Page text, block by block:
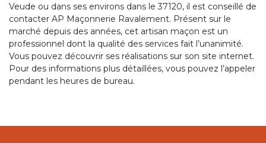
Veude ou dans ses environs dans le 37120, il est conseillé de
contacter AP Maçonnerie Ravalement. Présent sur le
marché depuis des années, cet artisan maçon est un
professionnel dont la qualité des services fait l’unanimité.
Vous pouvez découvrir ses réalisations sur son site internet.
Pour des informations plus détaillées, vous pouvez l’appeler
pendant les heures de bureau.